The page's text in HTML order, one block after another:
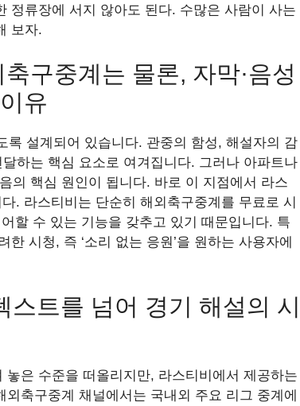
정류장에 서지 않아도 된다. 수많은 사람이 사는
보자.
구중계는 물론, 자막·음성
유
설계되어 있습니다. 관중의 함성, 해설자의 감
하는 핵심 요소로 여겨집니다. 그러나 아파트나
의 핵심 원인이 됩니다. 바로 이 지점에서 라스
. 라스티비는 단순히 해외축구중계를 무료로 시
할 수 있는 기능을 갖추고 있기 때문입니다. 특
시청, 즉 ‘소리 없는 응원’을 원하는 사용자에
트를 넘어 경기 해설의 시
은 수준을 떠올리지만, 라스티비에서 제공하는
축구중계 채널에서는 국내외 주요 리그 중계에